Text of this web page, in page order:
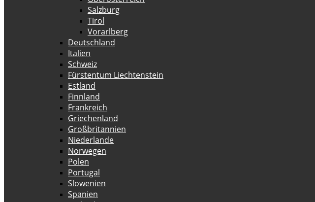
Salzburg
Tirol
Vorarlberg
Deutschland
Italien
Schweiz
Fürstentum Liechtenstein
Estland
Finnland
Frankreich
Griechenland
Großbritannien
Niederlande
Norwegen
Polen
Portugal
Slowenien
Spanien